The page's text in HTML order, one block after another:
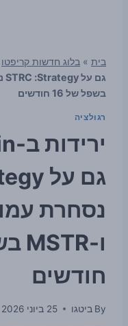
בית » בלוג חדשות קריפטו
בשפל של 16 חודשים
רגולציה
נסחרת
חודשים
By ביטגו 25 ביוני 2026